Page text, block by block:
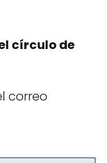
círculo de
correo